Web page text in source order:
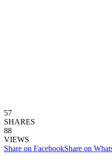
57
SHARES
88
VIEWS
Share on FacebookShare on